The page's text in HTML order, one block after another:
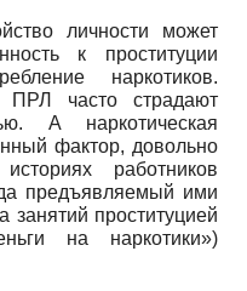
личности может
к проституции
наркотиков.
ПРЛ часто страдают
А наркотическая
фактор, довольно
работников
предъявляемый ими
проституцией
на наркотики»)